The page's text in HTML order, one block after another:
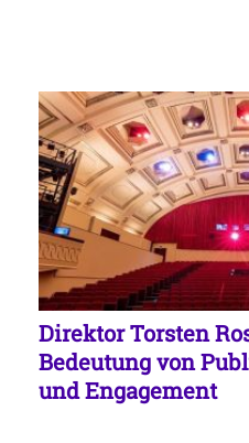
Direktor Torsten
Bedeutung von
und Engagement